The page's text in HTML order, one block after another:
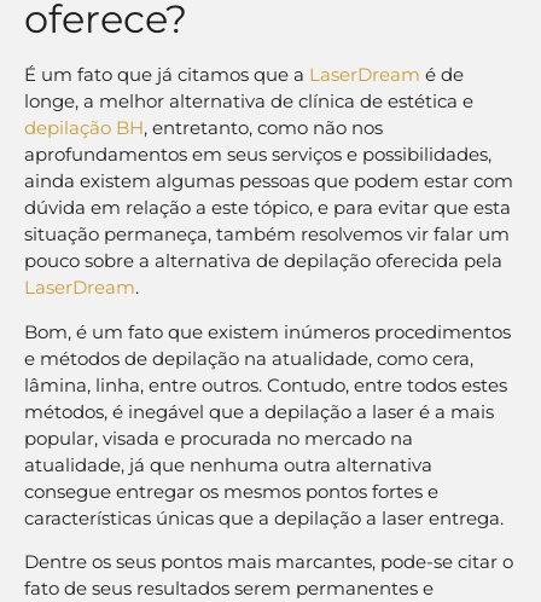
oferece?
É um fato que já citamos que a LaserDream é de
longe, a melhor alternativa de clínica de estética e
depilação BH, entretanto, como não nos
aprofundamentos em seus serviços e possibilidades,
ainda existem algumas pessoas que podem estar com
dúvida em relação a este tópico, e para evitar que esta
situação permaneça, também resolvemos vir falar um
pouco sobre a alternativa de depilação oferecida pela
LaserDream.
Bom, é um fato que existem inúmeros procedimentos
e métodos de depilação na atualidade, como cera,
lâmina, linha, entre outros. Contudo, entre todos estes
métodos, é inegável que a depilação a laser é a mais
popular, visada e procurada no mercado na
atualidade, já que nenhuma outra alternativa
consegue entregar os mesmos pontos fortes e
características únicas que a depilação a laser entrega.
Dentre os seus pontos mais marcantes, pode-se citar o
fato de seus resultados serem permanentes e